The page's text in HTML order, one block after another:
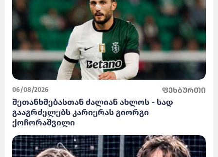
06/08/2026 ფეხბურთი
შეთანხმებასთან ძალიან ახლოს - სად
გააგრძელებს კარიერას გიორგი
ქოჩორაშვილი